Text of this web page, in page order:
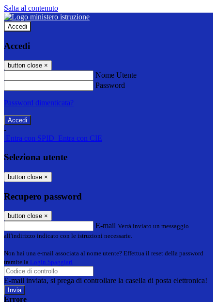
Salta al contenuto
Accedi
Accedi
button close ×
Nome Utente
Password
Password dimenticata?
-
Entra con SPID Entra con CIE
Seleziona utente
button close ×
Recupero password
button close ×
E-mail Verrà inviato un messaggio
all'indirizzo indicato con le istruzioni necessarie.
Non hai una e-mail associata al nome utente? Effettua il reset della password
tramite la Login Spaggiari
E-mail inviata, si prega di controllare la casella di posta elettronica!
Errore